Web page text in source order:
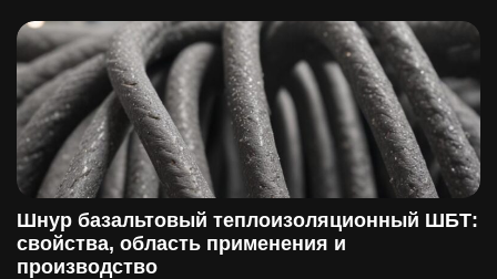
Шнур базальтовый теплоизоляционный ШБТ:
свойства, область применения и
производство